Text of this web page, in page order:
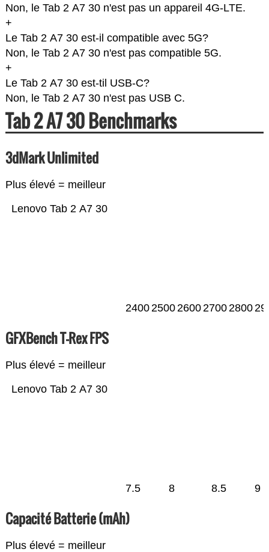
Non, le Tab 2 A7 30 n'est pas un appareil 4G-LTE.
+
Le Tab 2 A7 30 est-il compatible avec 5G?
Non, le Tab 2 A7 30 n'est pas compatible 5G.
+
Le Tab 2 A7 30 est-til USB-C?
Non, le Tab 2 A7 30 n'est pas USB C.
Tab 2 A7 30 Benchmarks
3dMark Unlimited
Plus élevé = meilleur
Lenovo Tab 2 A7 30
24002500260027002800
GFXBench T-Rex FPS
Plus élevé = meilleur
Lenovo Tab 2 A7 30
7.5 8 8.5 9
Capacité Batterie (mAh)
Plus élevé = meilleur